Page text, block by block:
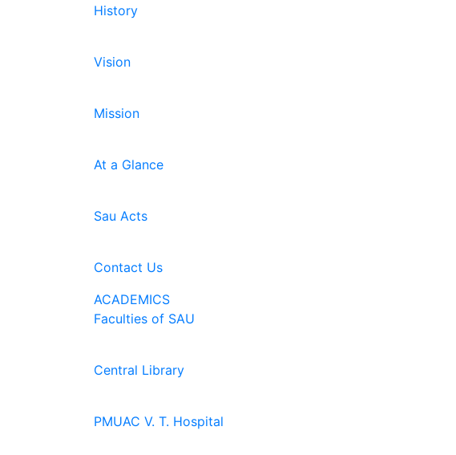
History
Vision
Mission
At a Glance
Sau Acts
Contact Us
ACADEMICS
Faculties of SAU
Central Library
PMUAC V. T. Hospital